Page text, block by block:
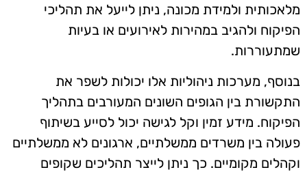
מלאכותית ולמידת מכונה, ניתן לייעל את תהליכי
הפיקוח ולהגיב במהירות לאירועים או בעיות
שמתעוררות.
בנוסף, מערכות ניהוליות אלו יכולות לשפר את
התקשורת בין הגופים השונים המעורבים בתהליך
הפיקוח. מידע זמין וקל לגישה יכול לסייע בשיתוף
פעולה בין משרדים ממשלתיים, ארגונים לא ממשלתיים
וקהלים מקומיים. כך ניתן לייצר תהליכים שקופים